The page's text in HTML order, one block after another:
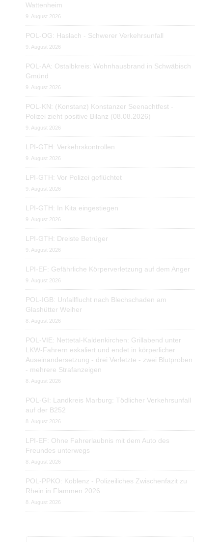
Wattenheim
9. August 2026
POL-OG: Haslach - Schwerer Verkehrsunfall
9. August 2026
POL-AA: Ostalbkreis: Wohnhausbrand in Schwäbisch
Gmünd
9. August 2026
POL-KN: (Konstanz) Konstanzer Seenachtfest -
Polizei zieht positive Bilanz (08.08.2026)
9. August 2026
LPI-GTH: Verkehrskontrollen
9. August 2026
LPI-GTH: Vor Polizei geflüchtet
9. August 2026
LPI-GTH: In Kita eingestiegen
9. August 2026
LPI-GTH: Dreiste Betrüger
9. August 2026
LPI-EF: Gefährliche Körperverletzung auf dem Anger
9. August 2026
POL-IGB: Unfallflucht nach Blechschaden am
Glashütter Weiher
8. August 2026
POL-VIE: Nettetal-Kaldenkirchen: Grillabend unter
LKW-Fahrern eskaliert und endet in körperlicher
Auseinandersetzung - drei Verletzte - zwei Blutproben
- mehrere Strafanzeigen
8. August 2026
POL-GI: Landkreis Marburg: Tödlicher Verkehrsunfall
auf der B252
8. August 2026
LPI-EF: Ohne Fahrerlaubnis mit dem Auto des
Freundes unterwegs
8. August 2026
POL-PPKO: Koblenz - Polizeiliches Zwischenfazit zu
Rhein in Flammen 2026
8. August 2026